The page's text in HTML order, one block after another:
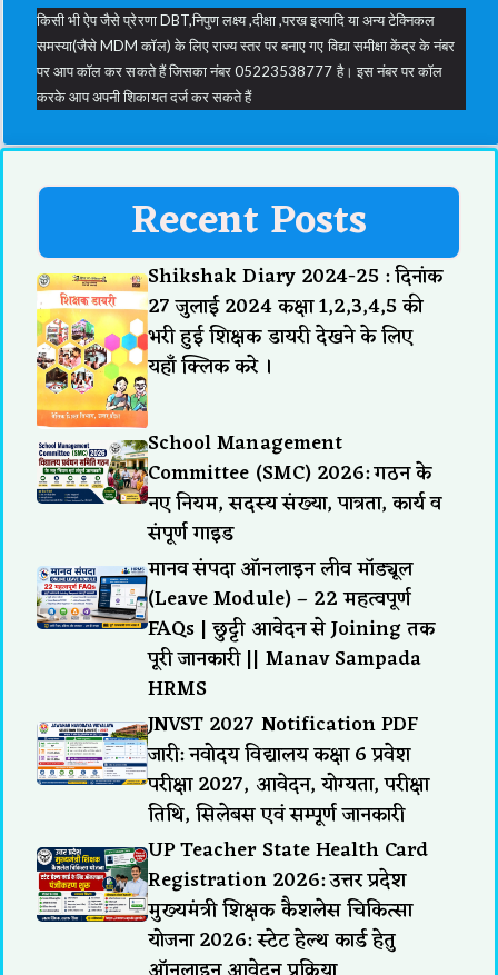
किसी भी ऐप जैसे प्रेरणा DBT,निपुण लक्ष्य ,दीक्षा ,परख इत्यादि या अन्य टेक्निकल
समस्या(जैसे MDM कॉल) के लिए राज्य स्तर पर बनाए गए विद्या समीक्षा केंद्र के नंबर
पर आप कॉल कर सकते हैं जिसका नंबर 05223538777 है। इस नंबर पर कॉल
करके आप अपनी शिकायत दर्ज कर सकते हैं
Recent Posts
Shikshak Diary 2024-25 : दिनांक
27 जुलाई 2024 कक्षा 1,2,3,4,5 की
भरी हुई शिक्षक डायरी देखने के लिए
यहाँ क्लिक करे ।
School Management
Committee (SMC) 2026: गठन के
नए नियम, सदस्य संख्या, पात्रता, कार्य व
संपूर्ण गाइड
मानव संपदा ऑनलाइन लीव मॉड्यूल
(Leave Module) – 22 महत्वपूर्ण
FAQs | छुट्टी आवेदन से Joining तक
पूरी जानकारी || Manav Sampada
HRMS
JNVST 2027 Notification PDF
जारी: नवोदय विद्यालय कक्षा 6 प्रवेश
परीक्षा 2027, आवेदन, योग्यता, परीक्षा
तिथि, सिलेबस एवं सम्पूर्ण जानकारी
UP Teacher State Health Card
Registration 2026: उत्तर प्रदेश
मुख्यमंत्री शिक्षक कैशलेस चिकित्सा
योजना 2026: स्टेट हेल्थ कार्ड हेतु